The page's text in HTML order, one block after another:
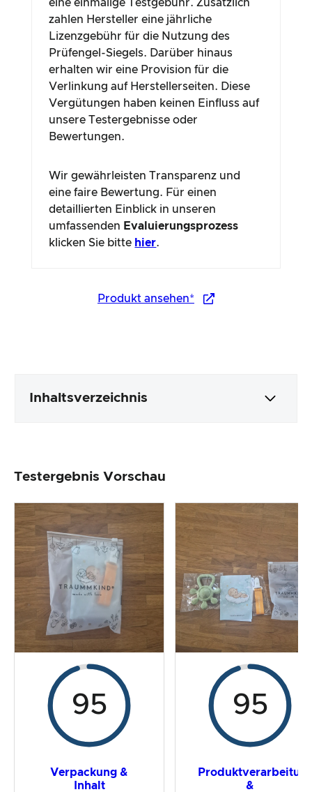
eine einmalige Testgebühr. Zusätzlich
zahlen Hersteller eine jährliche
Lizenzgebühr für die Nutzung des
Prüfengel-Siegels. Darüber hinaus
erhalten wir eine Provision für die
Verlinkung auf Herstellerseiten. Diese
Vergütungen haben keinen Einfluss auf
unsere Testergebnisse oder
Bewertungen.
Wir gewährleisten Transparenz und
eine faire Bewertung. Für einen
detaillierten Einblick in unseren
umfassenden Evaluierungsprozess
klicken Sie bitte hier.
Produkt ansehen*
Inhaltsverzeichnis
Produktverarbeitung & Erscheinungsbild
Der Praxistest
Preis-/ Leistungsverhältnis
Gesamtergebnis
Testergebnis Vorschau
95
Verpackung &
Inhalt
95
&